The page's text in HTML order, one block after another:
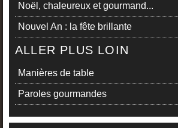
Noël, chaleureux et gourmand...
Nouvel An : la fête brillante
ALLER PLUS LOIN
Manières de table
Paroles gourmandes